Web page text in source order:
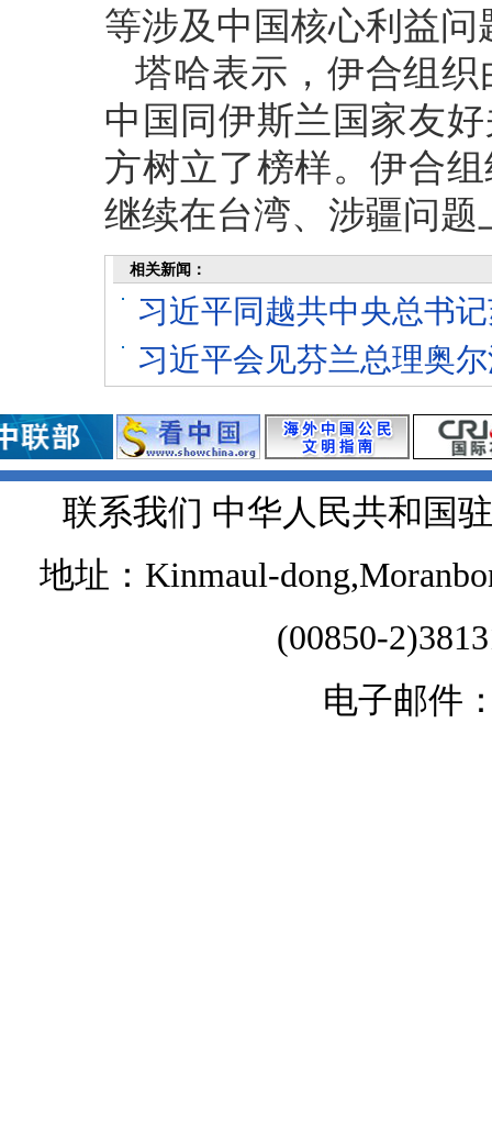
等涉及中国核心利益
塔哈表示，伊合组
中国同伊斯兰国家友
方树立了榜样。伊合
继续在台湾、涉疆问
相关新闻：
习近平同越共中央总书
习近平会见芬兰总理奥
联系我们 中华人民共和国
地址：Kinmaul-
(00850-
电子邮件